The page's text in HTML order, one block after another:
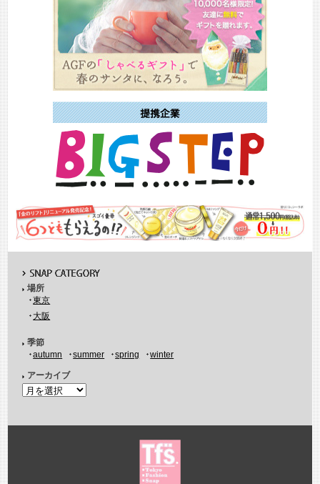
場所
東京
大阪
季節
autumn
summer spring winter
アーカイブ